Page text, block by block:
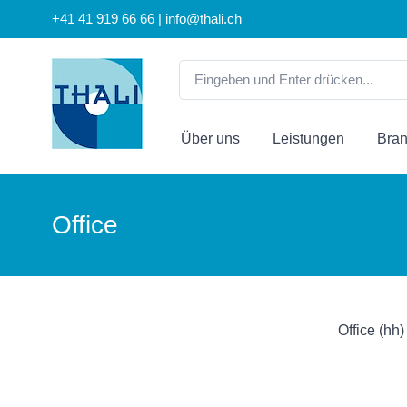
+41 41 919 66 66 | info@thali.ch
Über uns Leistungen
Office
Office (hh)